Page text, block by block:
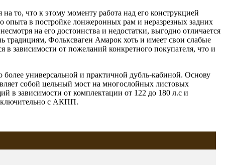
то, что к этому моменту работа над его конструкцией
опыта в постройке лонжеронных рам и неразрезных задних
на его достоинства и недостатки, выгодно отличается
Фольксваген Амарок хоть и имеет свои слабые
зависимости от пожеланий конкретного покупателя, что и
универсальной и практичной дубль-кабиной. Основу
собой цельный мост на многослойных листовых
в зависимости от комплектации от 122 до 180 л.с и
с АКПП.